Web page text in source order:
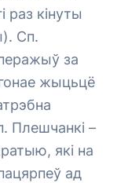
раз кінуты
Сп.
за
жыцьцё
Плешчанкі –
які на
ад